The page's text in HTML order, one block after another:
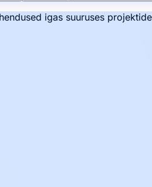
igas suuruses